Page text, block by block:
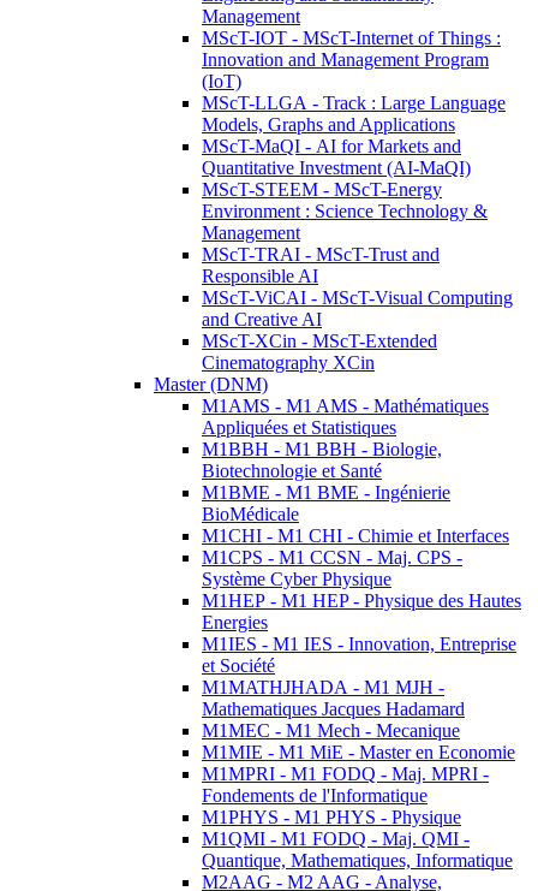
Management
MScT-IOT - MScT-Internet of Things :
Innovation and Management Program
(IoT)
MScT-LLGA - Track : Large Language
Models, Graphs and Applications
MScT-MaQI - AI for Markets and
Quantitative Investment (AI-MaQI)
MScT-STEEM - MScT-Energy
Environment : Science Technology &
Management
MScT-TRAI - MScT-Trust and
Responsible AI
MScT-ViCAI - MScT-Visual Computing
and Creative AI
MScT-XCin - MScT-Extended
Cinematography XCin
Master (DNM)
M1AMS - M1 AMS - Mathématiques
Appliquées et Statistiques
M1BBH - M1 BBH - Biologie,
Biotechnologie et Santé
M1BME - M1 BME - Ingénierie
BioMédicale
M1CHI - M1 CHI - Chimie et Interfaces
M1CPS - M1 CCSN - Maj. CPS -
Système Cyber Physique
M1HEP - M1 HEP - Physique des Hautes
Energies
M1IES - M1 IES - Innovation, Entreprise
et Société
M1MATHJHADA - M1 MJH -
Mathematiques Jacques Hadamard
M1MEC - M1 Mech - Mecanique
M1MIE - M1 MiE - Master en Economie
M1MPRI - M1 FODQ - Maj. MPRI -
Fondements de l'Informatique
M1PHYS - M1 PHYS - Physique
M1QMI - M1 FODQ - Maj. QMI -
Quantique, Mathematiques, Informatique
M2AAG - M2 AAG - Analyse,